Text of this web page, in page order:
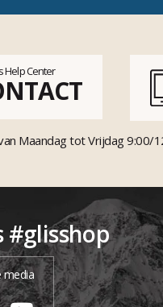
Help Center
Maandag tot Vrijdag 9:00/
#glisshop
media